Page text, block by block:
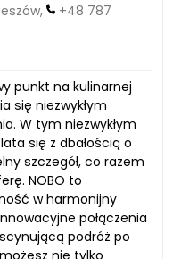
+48 787
punkt na kulinarnej
się niezwykłym
W tym niezwykłym
się z dbałością o
szczegół, co razem
NOBO to
w harmonijny
połączenia
podróż po
nie tylko